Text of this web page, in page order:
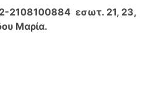
2108100884 εσωτ. 21, 23,
Μαρία.